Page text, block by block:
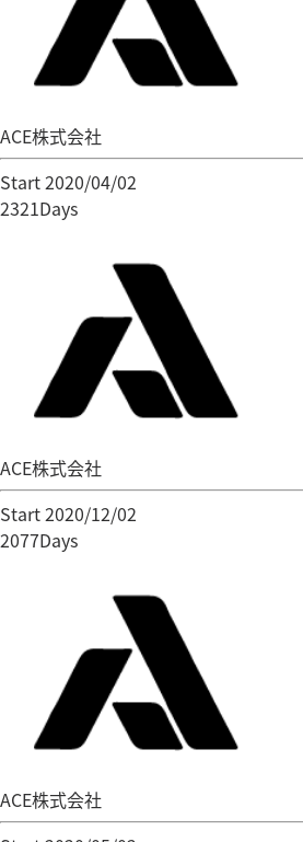
ACE株式会社
Start 2020/04/02
2321Days
ACE株式会社
Start 2020/12/02
2077Days
ACE株式会社